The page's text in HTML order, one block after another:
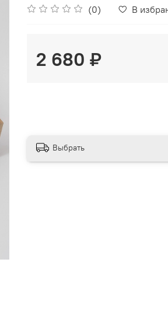
(0) В
2 680 ₽
Выбрать